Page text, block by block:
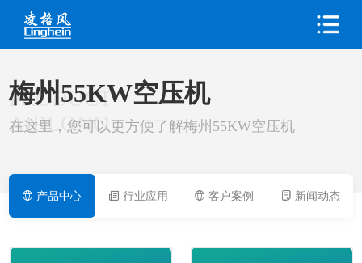
PRODUCT
AIRLONG
梅州55KW空压机
在这里，您可以更方便了解梅州55KW空压机
产品中心 行业应用 客户案例 新闻动态